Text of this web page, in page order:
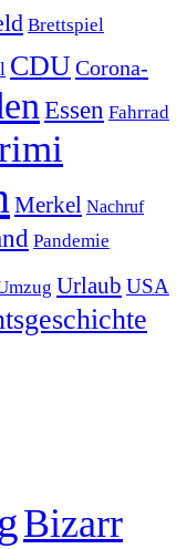
Brettspiel
CDUCorona-
Essen Fahrrad
Merkel Nachruf
Pandemie
Urlaub USA
Bizarr